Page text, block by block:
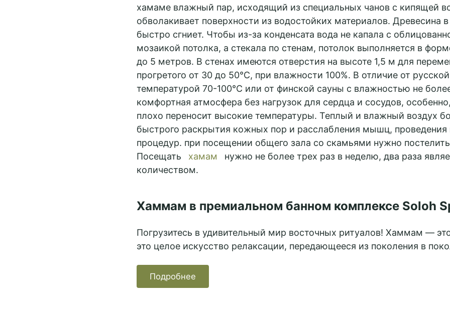
хамаме влажный пар, исходящий из специальных чанов с кипящей
обволакивает поверхности из водостойких материалов. Древесина
быстро сгниет. Чтобы из-за конденсата вода не капала с
мозаикой потолка, а стекала по стенам, потолок выполняется в
до 5 метров. В стенах имеются отверстия на высоте 1,5 м для
прогретого от 30 до 50°C, при влажности 100%. В отличие от
температурой 70-100°C или от финской сауны с влажностью не
комфортная атмосфера без нагрузок для сердца и сосудов,
плохо переносит высокие температуры. Теплый и влажный воздух
быстрого раскрытия кожных пор и расслабления мышц, проведения
процедур. при посещении общего зала со скамьями нужно
Посещать
хамам
нужно не более трех раз в неделю, два раза
количеством.
Хаммам в премиальном банном комплексе Soloh
Погрузитесь в удивительный мир восточных ритуалов! Хаммам —
это целое искусство релаксации, передающееся из поколения в
Подробнее